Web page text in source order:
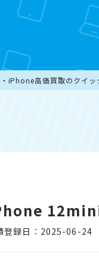
iPhone高価買取のクイッ
12mini
登録日：2025-06-24